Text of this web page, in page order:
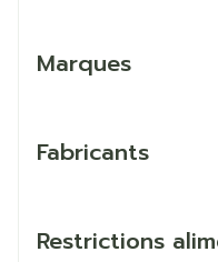
Marques
Fabricants
Restrictions